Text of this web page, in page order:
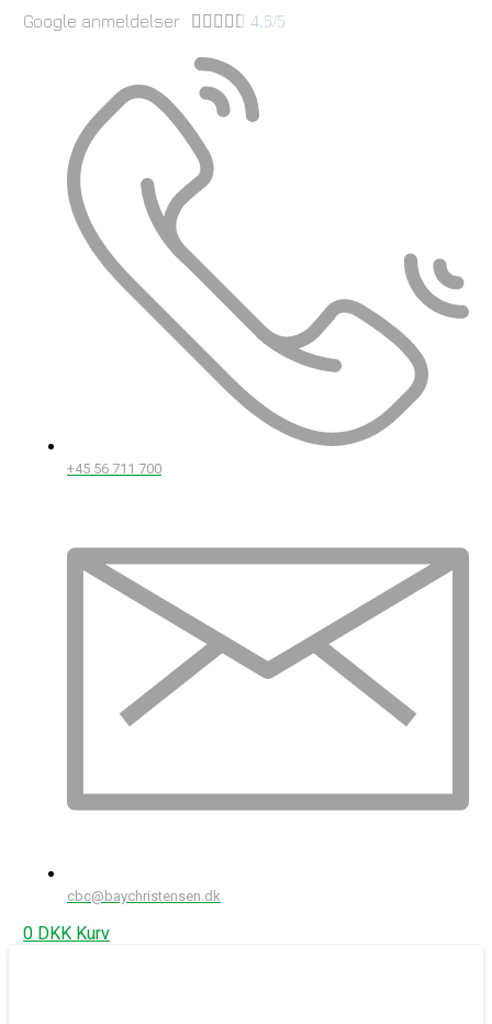
Google anmeldelser      4.5/5
+45 56 711 700
cbc@baychristensen.dk
0 DKK Kurv